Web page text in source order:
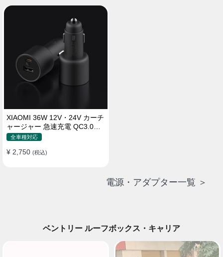
XIAOMI 36W 12V・24V カーチ
ャージャー 急速充電 QC3.0
LEDライト コンパクト 車載充
全車種対応
¥ 2,750 (税込)
電源・アダプター一覧 ＞
ベントリー ルーフボックス・キャリア